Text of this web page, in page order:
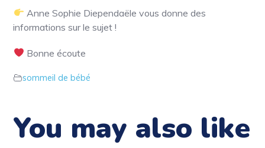
Anne Sophie Diependaële vous donne des
informations sur le sujet !
Bonne écoute
sommeil de bébé
You may also like